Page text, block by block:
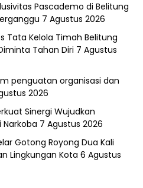
Pascademo di Belitung
7 Agustus 2026
Tata Kelola Timah Belitung
Tahan Diri 7 Agustus
penguatan organisasi dan
2026
Sinergi Wujudkan
Narkoba 7 Agustus 2026
Gotong Royong Dua Kali
Lingkungan Kota 6 Agustus